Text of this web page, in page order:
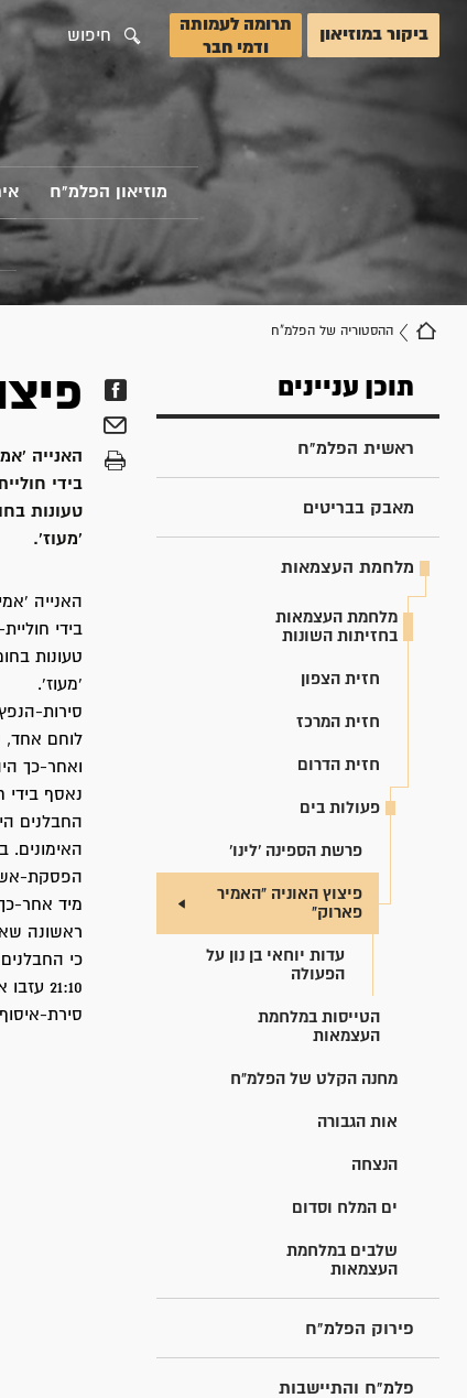
ביקור במוזיאון
תרומה לעמותה
ודמי חבר
חיפוש
מוזיאון הפלמ"ח
ההסטוריה של הפלמ"ח
תוכן עניינים
ראשית הפלמ"ח
מאבק בבריטים
מלחמת העצמאות
מלחמת העצמאות
בחזיתות השונות
חזית הצפון
חזית המרכז
חזית הדרום
פעולות בים
פרשת הספינה 'לינו'
פיצוץ האוניה "האמיר
פארוק"
עדות יוחאי בן נון על
הפעולה
הטייסות במלחמת
העצמאות
מחנה הקלט של הפלמ"ח
אות הגבורה
הנצחה
ים המלח וסדום
שלבים במלחמת
העצמאות
פירוק הפלמ"ח
פלמ"ח והתיישבות
האנייה
בידי
טעונות
'מעוז'.
האנייה
בידי
טעונות
'מעוז'.
ואחר-כך
נאסף בידי
החבלנים
הפסקת-
מיד אחר-
ראשונה
21:10
סירת-